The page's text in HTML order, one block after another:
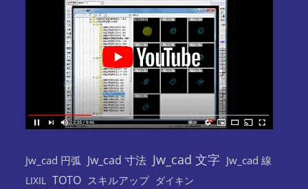
Jw_cad 円弧 Jw_cad 寸法 Jw_cad 文字 Jw_cad 線
LIXIL TOTO スキルアップ ダイキン